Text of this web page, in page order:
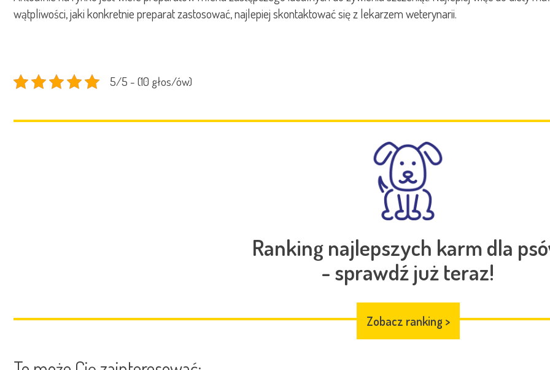
wątpliwości, jaki konkretnie preparat zastosować, najlepiej skontaktować się z lekarzem weterynarii.
5/5 - (10 głos/ów)
Ranking najlepszych karm dla
- sprawdź już teraz!
Zobacz ranking >